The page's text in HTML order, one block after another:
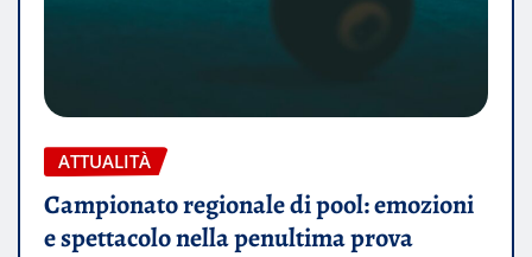
ATTUALITÀ
Campionato regionale di pool: emozioni
e spettacolo nella penultima prova